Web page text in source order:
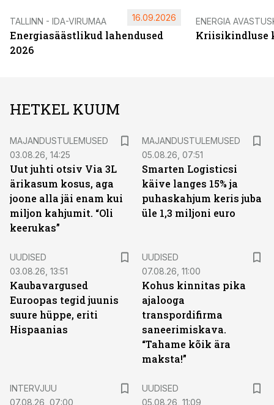
TALLINN - IDA-VIRUMAA
Energiasäästlikud lahendused
2026
16.09.2026 ENERGIA
Kriisikindluse
HETKEL KUUM
MAJANDUSTULEMUSED
03.08.26, 14:25
Uut juhti otsiv Via 3L
ärikasum kosus, aga
joone alla jäi enam kui
miljon kahjumit. “Oli
keerukas”
MAJANDUSTULEMUSED
05.08.26, 07:51
Smarten Logisticsi
käive langes 15% ja
puhaskahjum keris juba
üle 1,3 miljoni euro
UUDISED
03.08.26, 13:51
Kaubavargused
Euroopas tegid juunis
suure hüppe, eriti
Hispaanias
UUDISED
07.08.26, 11:00
Kohus kinnitas pika
ajalooga
transpordifirma
saneerimiskava.
“Tahame kõik ära
maksta!”
INTERVJUU
07.08.26, 07:00
UUDISED
05.08.26, 11:09